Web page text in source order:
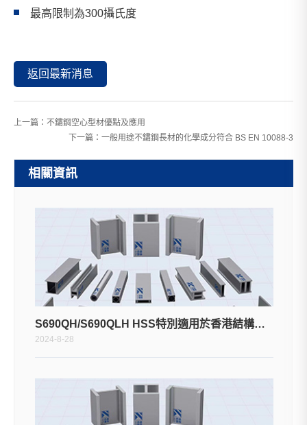
最高限制為300攝氏度
返回最新消息
上一篇： 不鏽鋼空心型材優點及應用
下一篇： 一般用途不鏽鋼長材的化學成分符合 BS EN 10088-3
相關資訊
S690QH/S690QLH HSS特別適用於香港結構工程
2024-8-28